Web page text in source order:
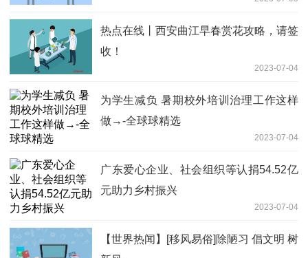
热点在线丨西安曲江早春赏花攻略，请签
收！
2023-07-04
为学生减负 暑期校外培训治理工作这样
做→-全球球精选
2023-07-04
广东爱心企业、社会组织等认捐54.52亿
元助力乡村振兴
2023-07-04
【世界热闻】[移风易俗]除陋习 倡文明 树